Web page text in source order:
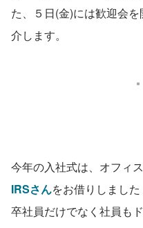
た、５日(金)には歓迎会
介します。
今年の入社式は、オフィ
IRSさんをお借りしまし
卒社員だけでなく社員もド